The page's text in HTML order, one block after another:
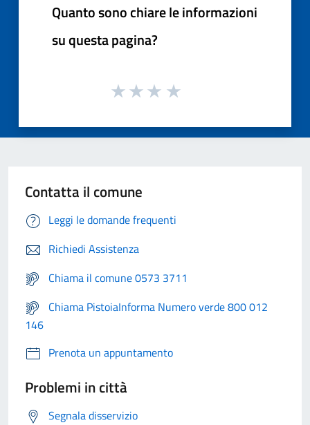
Quanto sono chiare le informazioni
su questa pagina?
Contatta il comune
Leggi le domande frequenti
Richiedi Assistenza
Chiama il comune 0573 3711
Chiama PistoiaInforma Numero verde 800 012
146
Prenota un appuntamento
Problemi in città
Segnala disservizio